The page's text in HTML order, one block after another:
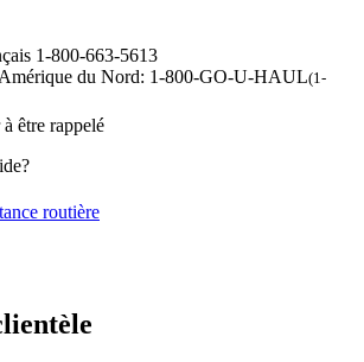
1-800-663-5613
du Nord: 1-800-GO-U-HAUL(1-
être rappelé
routière